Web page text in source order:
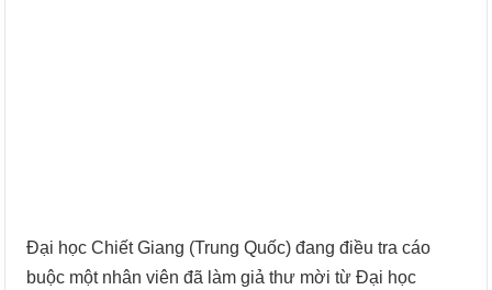
Đại học Chiết Giang (Trung Quốc) đang điều tra cáo
buộc một nhân viên đã làm giả thư mời từ Đại học